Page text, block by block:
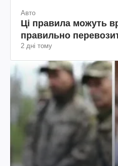
Авто
Ці правила можуть
правильно
2 дні тому